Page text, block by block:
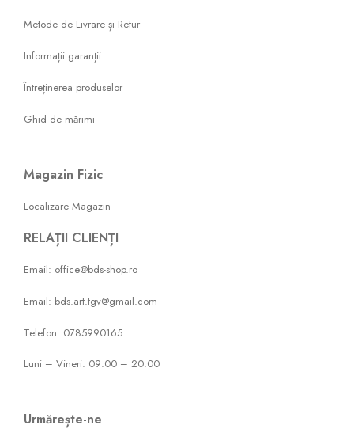
Metode de Livrare și Retur
Informații garanții
Întreținerea produselor
Ghid de mărimi
Magazin Fizic
Localizare Magazin
RELAȚII CLIENȚI
Email: office@bds-shop.ro
Email: bds.art.tgv@gmail.com
Telefon: 0785990165
Luni – Vineri: 09:00 – 20:00
Urmărește-ne